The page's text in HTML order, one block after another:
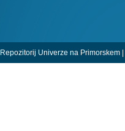
Repozitorij Univerze na Primorskem |